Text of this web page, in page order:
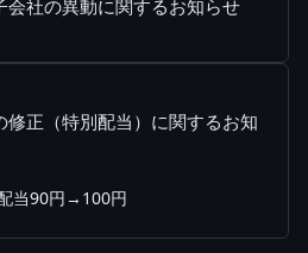
会社の異動に関するお知らせ
正（特別配当）に関するお知
当90円→100円